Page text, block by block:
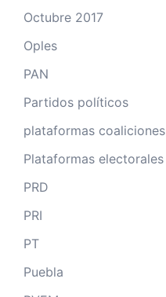
Octubre 2017
Oples
PAN
Partidos políticos
plataformas coaliciones
Plataformas electorales
PRD
PRI
PT
Puebla